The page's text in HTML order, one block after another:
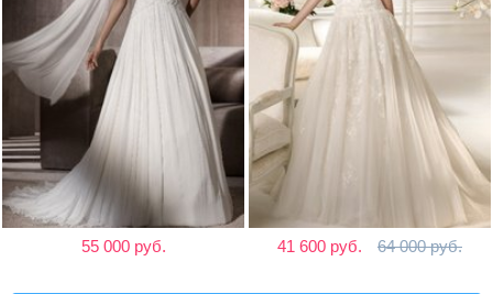
55 000 руб. 41 600 руб. 64 000 руб.